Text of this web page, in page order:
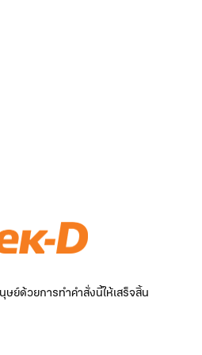
ย์ด้วยการทำคำสั่งนี้ให้เสร็จสิ้น